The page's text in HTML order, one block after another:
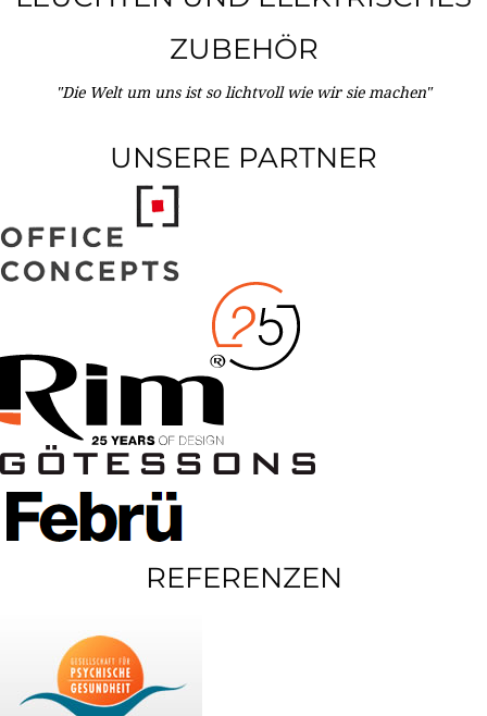
ZUBEHÖR
"Die Welt um uns ist so lichtvoll wie wir sie machen"
UNSERE PARTNER
REFERENZEN